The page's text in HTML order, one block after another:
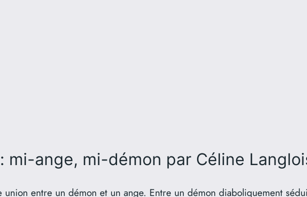
mi-ange, mi-démon par Céline
union entre un démon et un ange. Entre un démon diaboliquement